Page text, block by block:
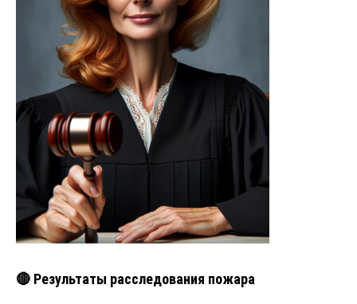
🔴 Результаты расследования пожара